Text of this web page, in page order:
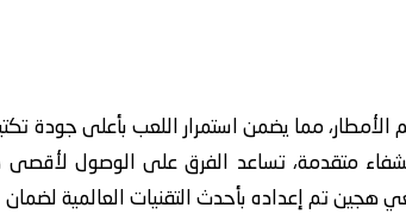
الأمطار، مما يضمن استمرار اللعب بأعلى جودة
متقدمة، تساعد الفرق على الوصول لأقصى
تم إعداده بأحدث التقنيات العالمية